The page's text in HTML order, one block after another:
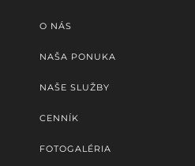
O NÁS
NAŠA PONUKA
NAŠE SLUŽBY
CENNÍK
FOTOGALÉRIA